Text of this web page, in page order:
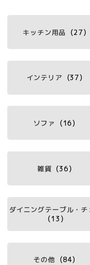
キッチン用品
(27)
インテリア (37)
ソファ (16)
雑貨 (36)
ダイニングテーブル・チ
(13)
その他 (84)